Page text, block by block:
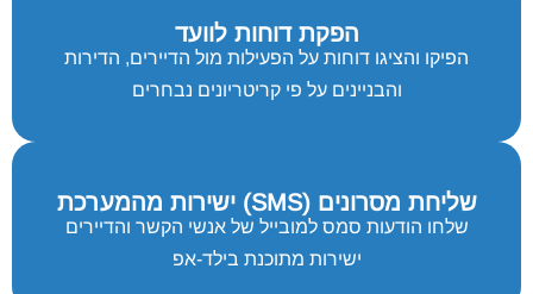
הפקת דוחות לוועד
הפיקו והציגו דוחות על הפעילות מול הדיירים, הדירות
והבניינים על פי קריטריונים נבחרים
שליחת מסרונים (SMS) ישירות מהמערכת
שלחו הודעות סמס למובייל של אנשי הקשר והדיירים
ישירות מתוכנת בילד-אפ